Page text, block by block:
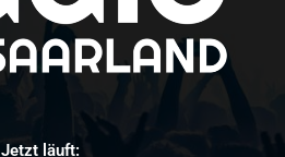
Jetzt läuft: